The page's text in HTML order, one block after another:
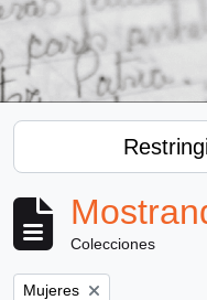
Colecciones
Remove filter:
Mujeres